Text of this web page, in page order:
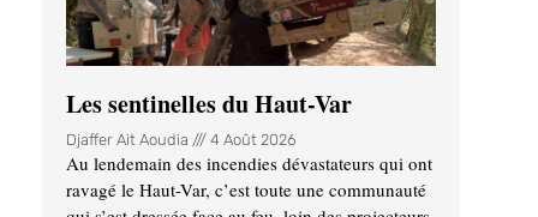
Les sentinelles du Haut-Var
Djaffer Ait Aoudia 4 Août 2026
Au lendemain des incendies dévastateurs qui ont
ravagé le Haut-Var, c’est toute une communauté